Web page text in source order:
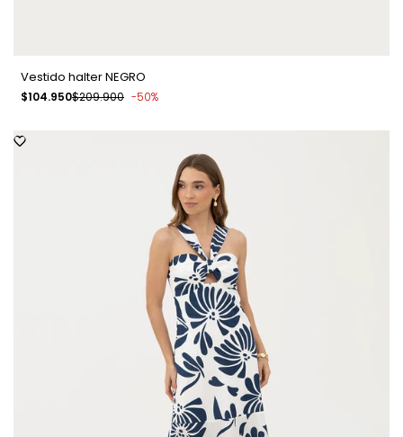
Vestido halter NEGRO
Precio
$209.900
Precio
$104.950 -50%